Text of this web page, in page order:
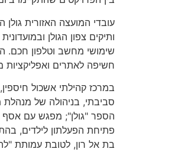
עובדי המועצה האזורית גולן
ותיקים צפון הגולן
שימושי מחשב וטלפון חכם.
חשיפה לאתרים ואפליקציות
במרכז קהילתי אשכול
סביבתי, בניהולה של מנהלת
הספר "גולן"; מפגש עם אסף
פתיחת הפעלתון לילדים,